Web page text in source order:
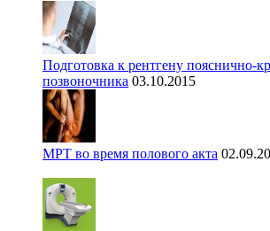
Подготовка к рентгену пояснично-
позвоночника 03.10.2015
МРТ во время полового акта